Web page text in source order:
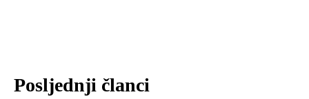
Posljednji članci